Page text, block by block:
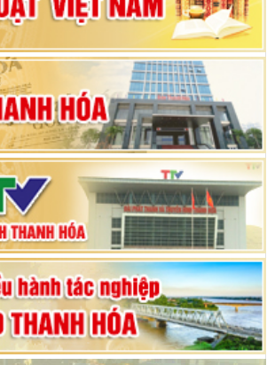
kỳ 2025 - 2030
mạc Kỳ họp bất thường lần thứ 9, Quốc
khóa XV
thảo luận Kỳ họp thứ 24, HĐND tỉnh
Hóa khóa XVIII, nhiệm kỳ 2021 - 2026
mạc Kỳ họp thứ hai bốn, Hội đồng nhân dân
khoá XVIII